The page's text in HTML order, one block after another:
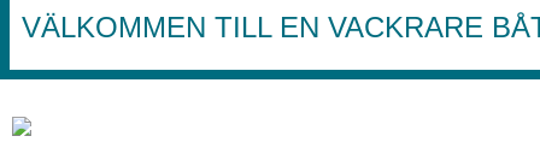
VÄLKOMMEN TILL EN VACKRARE